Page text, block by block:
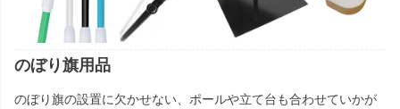
のぼり旗用品
のぼり旗の設置に欠かせない、ポールや立て台も合わせていかが